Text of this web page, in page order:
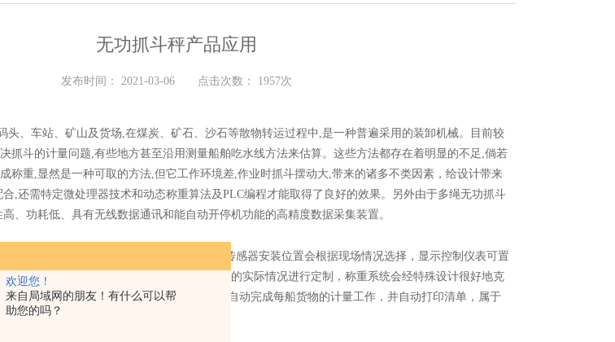
欢迎您！
来自局域网的朋友！有什么可以帮
助您的吗？
无功抓斗秤产品应用
发布时间： 2021-03-06 点击次数： 1957次
头、车站、矿山及货场,在煤炭、矿石、沙石等散物转运过程中,是一种普遍采用的装卸机械。目前较
抓斗的计量问题,有些地方甚至沿用测量船舶吃水线方法来估算。这些方法都存在着明显的不足,倘若
称重,显然是一种可取的方法,但它工作环境差,作业时抓斗摆动大,带来的诸多不类因素，给设计带来
,还需特定微处理器技术和动态称重算法及PLC编程才能取得了良好的效果。另外由于多绳无功抓斗
、功耗低、具有无线数据通讯和能自动开停机功能的高精度数据采集装置。
吊机，装卸散料过程中的计量监控系统，力传感器安装位置会根据现场情况选择，显示控制仪表可置
讯方式可选择无线/有线，做到按照每个客户的实际情况进行定制，称重系统会经特殊设计很好地克
作中无规律的变幅操作带来的计量不准确，自动完成每船货物的计量工作，并自动打印清单，属于